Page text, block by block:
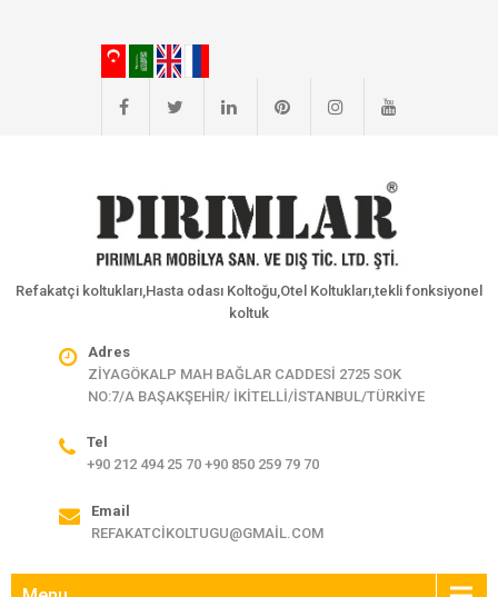
Refakatçi koltukları,Hasta odası Koltoğu,Otel Koltukları,tekli fonksiyonel
koltuk
Adres
ZİYAGÖKALP MAH BAĞLAR CADDESİ 2725 SOK
NO:7/A BAŞAKŞEHİR/ İKİTELLİ/İSTANBUL/TÜRKİYE
Tel
+90 212 494 25 70 +90 850 259 79 70
Email
REFAKATCIKOLTUGU@GMAIL.COM